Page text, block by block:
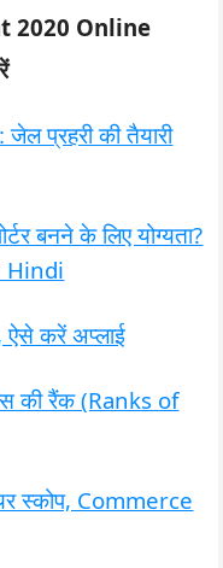
2020 Online
प्रहरी की तैयारी
बनने के लिए योग्यता?
Hindi
ऐसे करें अप्लाई
की रैंक (Ranks of
स्कोप, Commerce